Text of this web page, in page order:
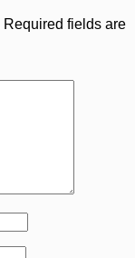
Required fields are